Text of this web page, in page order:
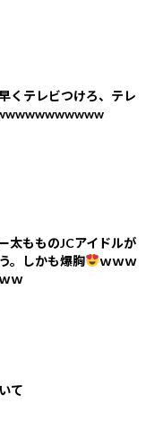
くテレビつけろ、テレ
太もものJCアイドルが
。しかも爆胸
ｗｗｗ
ｗ
て